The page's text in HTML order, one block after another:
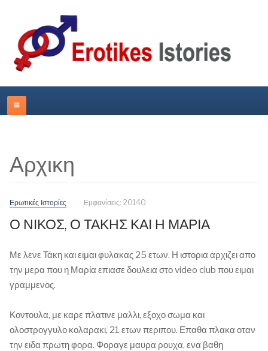
Αρχικη
Ερωτικές Ιστορίες Εμφανίσεις: 20140
Ο ΝΙΚΟΣ, Ο ΤΑΚΗΣ ΚΑΙ Η ΜΑΡΙΑ
Με λενε Τάκη και ειμαι φυλακας 25 ετων. Η ιστορια αρχιζει απο
την μερα που η Μαρία επιασε δουλεια στο video club που ειμαι
γραμμενος.
Κοντουλα, με καρε πλατινε μαλλι, εξοχο σωμα και
ολοστρογγυλο κολαρακι, 21 ετων περιπου. Επαθα πλακα οταν
την ειδα πρωτη φορα. Φοραγε μαυρα ρουχα, ενα βαθη